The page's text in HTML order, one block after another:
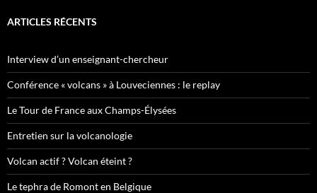
ARTICLES RÉCENTS
Interview d’un enseignant-chercheur
Conférence « volcans » à Louveciennes : le replay
Le Tour de France aux Champs-Élysées
Entretien sur la volcanologie
Volcan actif ? Volcan éteint ?
Le tephra de Romont en Belgique